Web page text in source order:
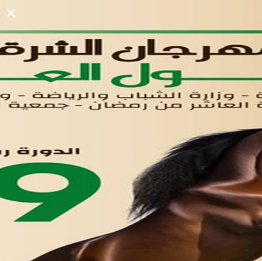
في مدينة العاشر من رمضان
لوحه التحكم
اتصل بنا
تواصل معنا
مدينة العاشر من رمضان
01221020029
055-4494429
055-4494406